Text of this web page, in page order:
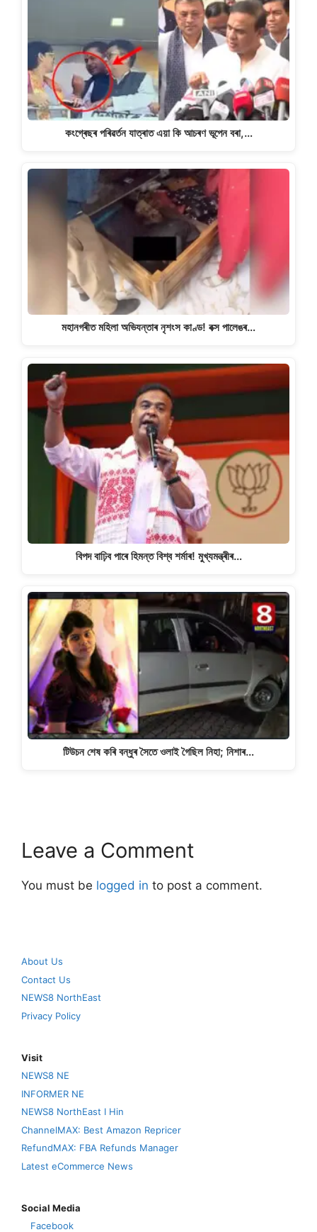
কংগ্ৰেছৰ পৰিৱৰ্তন যাত্ৰাত এয়া কি আচৰণ ভূপেন বৰা,…
মহানগৰীত মহিলা অভিযন্তাৰ নৃশংস কাণ্ড! বক্স পালেঙৰ…
বিপদ বাঢ়িব পাৰে হিমন্ত বিশ্ব শৰ্মাৰ! মুখ্যমন্ত্ৰীৰ…
টিউচন শেষ কৰি বন্ধুৰ সৈতে ওলাই গৈছিল নিহা; নিশাৰ…
Leave a Comment
You must be logged in to post a comment.
About Us
Contact Us
NEWS8 NorthEast
Privacy Policy
Visit
NEWS8 NE
INFORMER NE
NEWS8 NorthEast I Hin
ChannelMAX: Best Amazon Repricer
RefundMAX: FBA Refunds Manager
Latest eCommerce News
Social Media
Facebook